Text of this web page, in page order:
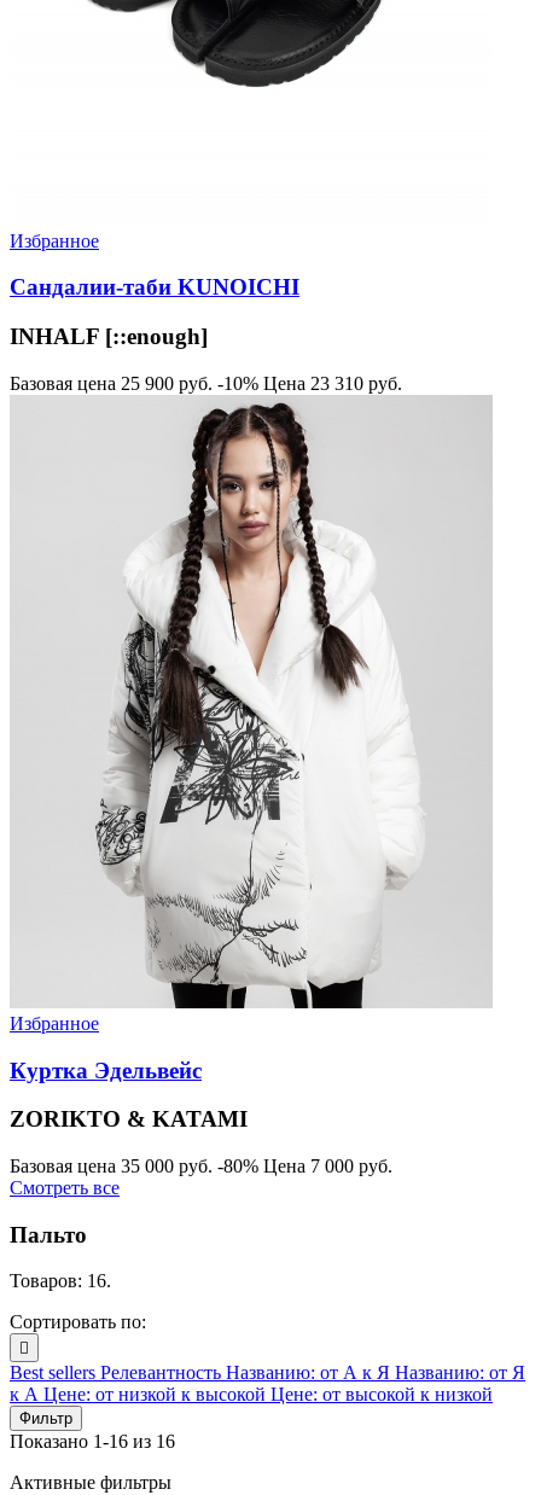
Избранное
Сандалии-таби KUNOICHI
INHALF [::enough]
Базовая цена 25 900 руб. -10% Цена 23 310 руб.
Избранное
Куртка Эдельвейс
ZORIKTO & KATAMI
Базовая цена 35 000 руб. -80% Цена 7 000 руб.
Смотреть все
Пальто
Товаров: 16.
Сортировать по:

Best sellers Релевантность Названию: от А к Я Названию: от Я
к А Цене: от низкой к высокой Цене: от высокой к низкой
Фильтр
Показано 1-16 из 16
Активные фильтры